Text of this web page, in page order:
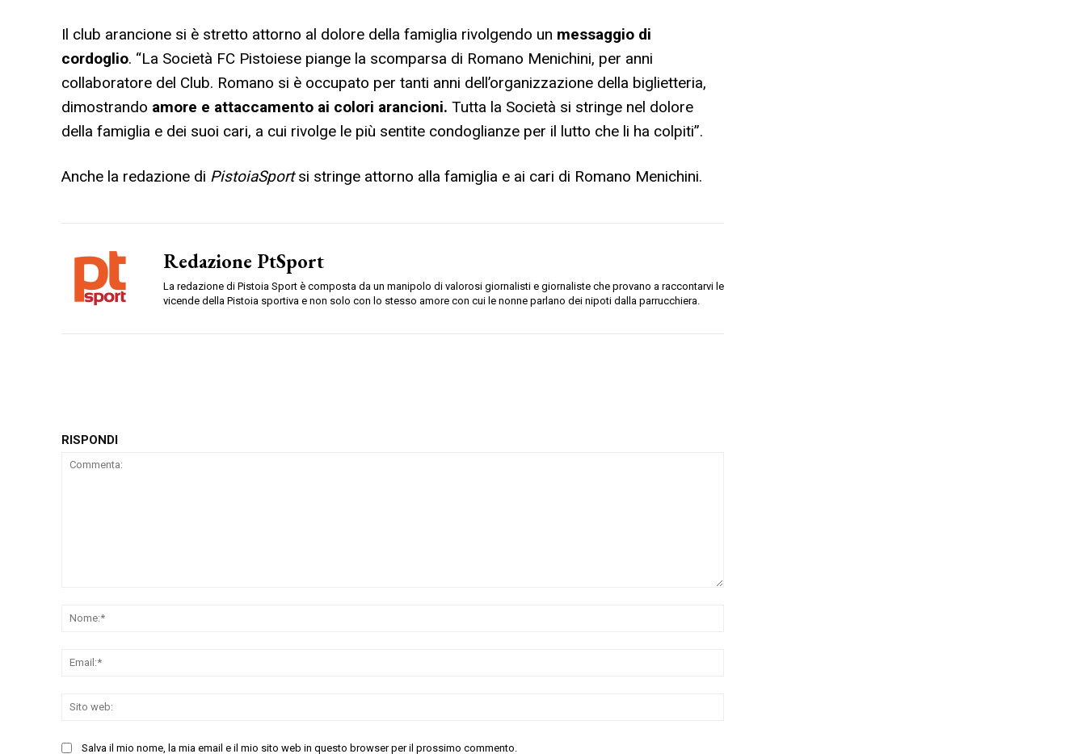
Il club arancione si è stretto attorno al dolore della famiglia rivolgendo un messaggio di
cordoglio. “La Società FC Pistoiese piange la scomparsa di Romano Menichini, per anni
collaboratore del Club. Romano si è occupato per tanti anni dell’organizzazione della biglietteria,
dimostrando amore e attaccamento ai colori arancioni. Tutta la Società si stringe nel dolore
della famiglia e dei suoi cari, a cui rivolge le più sentite condoglianze per il lutto che li ha colpiti”.
Anche la redazione di PistoiaSportsi stringe attorno alla famiglia e ai cari di Romano Menichini.
Redazione PtSport
La redazione di Pistoia Sport è composta da un manipolo di valorosi giornalisti e giornaliste che provano a raccontarvi le
vicende della Pistoia sportiva e non solo con lo stesso amore con cui le nonne parlano dei nipoti dalla parrucchiera.
RISPONDI
Salva il mio nome, la mia email e il mio sito web in questo browser per il prossimo commento.